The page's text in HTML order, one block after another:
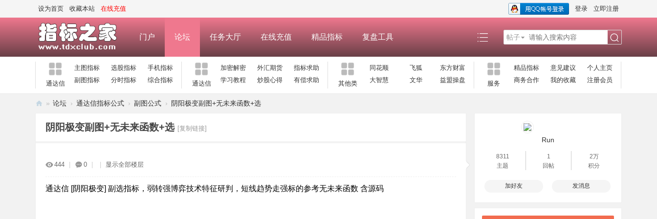
设为首页 收藏本站 在线充值 登录 立即注册
门户 论坛 任务大厅 在线充值 精品指标 复盘工具 帖子
通达信
主图指标 选股指标
手机指标
副图指标
分时指标 综合指标 通达信
加密解密 外汇期货
指标求助
学习教程
炒股心得 有偿求助 其他类
同花顺 飞狐
东方财富
大智慧
文华 益盟操盘 服务
精品指标 意见建议
个人主页
商务合作
我的收藏 注册会员
» 论坛 › 通达信指标公式 › 副图公式 › 阴阳极变副图+无未来函数+选
阴阳极变副图+无未来函数+选 [复制链接]
444 0 显示全部楼层
通达信 [阴阳极变] 副选指标，弱转强博弈技术特征研判，短线趋势走强标的参考无未来函数 含源码
Run
8311
主题
1
回帖
2万
积分
加好友 发消息